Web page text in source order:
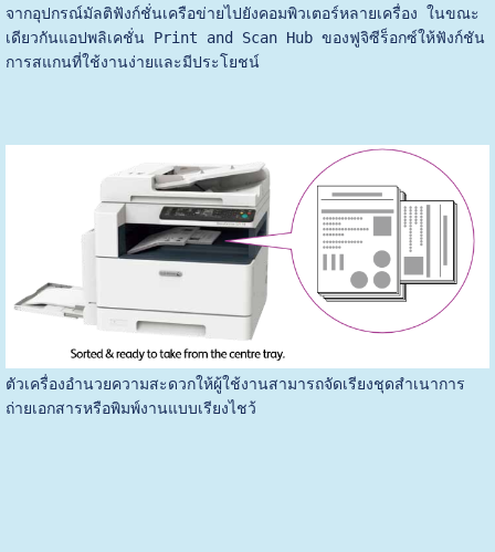
จากอุปกรณ์มัลติฟังก์ชั่นเครือข่ายไปยังคอมพิวเตอร์หลายเครื่อง ในขณะ
เดียวกันแอปพลิเคชั่น Print and Scan Hub ของฟูจิซีร็อกซ์ให้ฟังก์ชัน
การสแกนที่ใช้งานง่ายและมีประโยชน์
ตัวเครื่องอำนวยความสะดวกให้ผู้ใช้งานสามารถจัดเรียงชุดสำเนาการ
ถ่ายเอกสารหรือพิมพ์งานแบบเรียงไชว้